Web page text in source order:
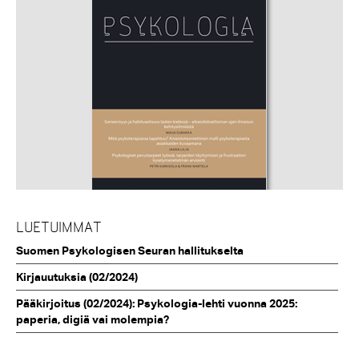
LUETUIMMAT
Suomen Psykologisen Seuran hallitukselta
Kirjauutuksia (02/2024)
Pääkirjoitus (02/2024): Psykologia-lehti vuonna 2025:
paperia, digiä vai molempia?